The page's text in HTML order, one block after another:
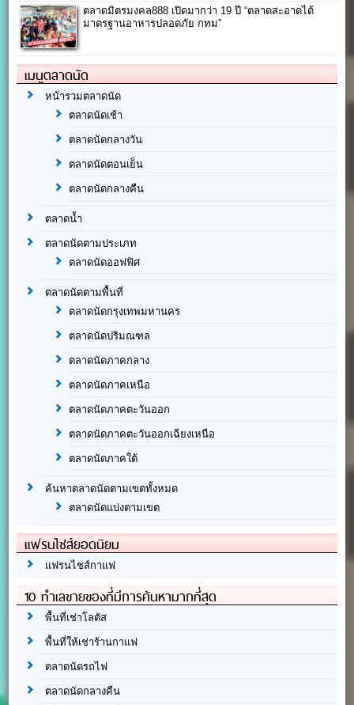
ตลาดมิตรมงคล888 เปิดมากว่า 19 ปี “ตลาดสะอาดได้
มาตรฐานอาหารปลอดภัย กทม”
เมนูตลาดนัด
หน้ารวมตลาดนัด
ตลาดนัดเช้า
ตลาดนัดกลางวัน
ตลาดนัดตอนเย็น
ตลาดนัดกลางคืน
ตลาดน้ำ
ตลาดนัดตามประเภท
ตลาดนัดออฟฟิศ
ตลาดนัดตามพื้นที่
ตลาดนัดกรุงเทพมหานคร
ตลาดนัดปริมณฑล
ตลาดนัดภาคกลาง
ตลาดนัดภาคเหนือ
ตลาดนัดภาคตะวันออก
ตลาดนัดภาคตะวันออกเฉียงเหนือ
ตลาดนัดภาคใต้
ค้นหาตลาดนัดตามเขตทั้งหมด
ตลาดนัดแบ่งตามเขต
แฟรนไชส์ยอดนิยม
แฟรนไชส์กาแฟ
10 ทำเลขายของที่มีการค้นหามากที่สุด
พื้นที่เช่าโลตัส
พื้นที่ให้เช่าร้านกาแฟ
ตลาดนัดรถไฟ
ตลาดนัดกลางคืน